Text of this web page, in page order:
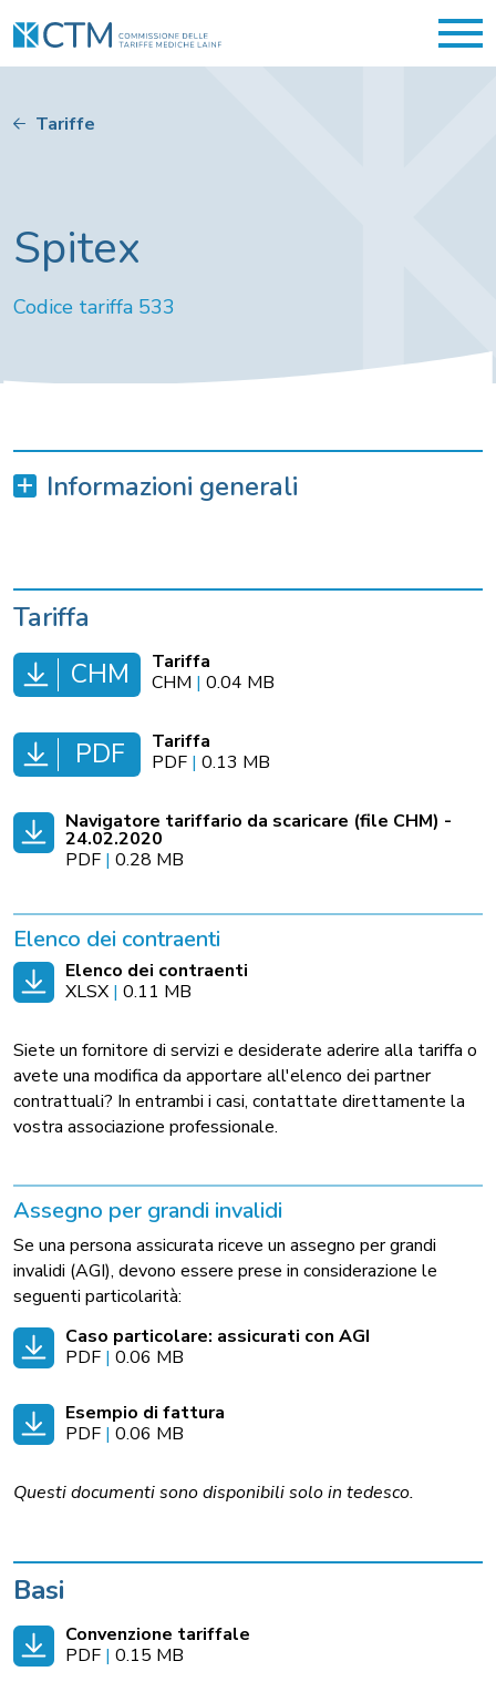
Tariffe
Spitex
Codice tariffa 533
Informazioni generali
Tariffa
CHM
Tariffa
CHM | 0.04 MB
PDF
Tariffa
PDF | 0.13 MB
Navigatore tariffario da scaricare (file CHM) -
24.02.2020
PDF | 0.28 MB
Elenco dei contraenti
Elenco dei contraenti
XLSX | 0.11 MB
Siete un fornitore di servizi e desiderate aderire alla tariffa o
avete una modifica da apportare all'elenco dei partner
contrattuali? In entrambi i casi, contattate direttamente la
vostra associazione professionale.
Assegno per grandi invalidi
Se una persona assicurata riceve un assegno per grandi
invalidi (AGI), devono essere prese in considerazione le
seguenti particolarità:
Caso particolare: assicurati con AGI
PDF | 0.06 MB
Esempio di fattura
PDF | 0.06 MB
Questi documenti sono disponibili solo in tedesco.
Basi
Convenzione tariffale
PDF | 0.15 MB